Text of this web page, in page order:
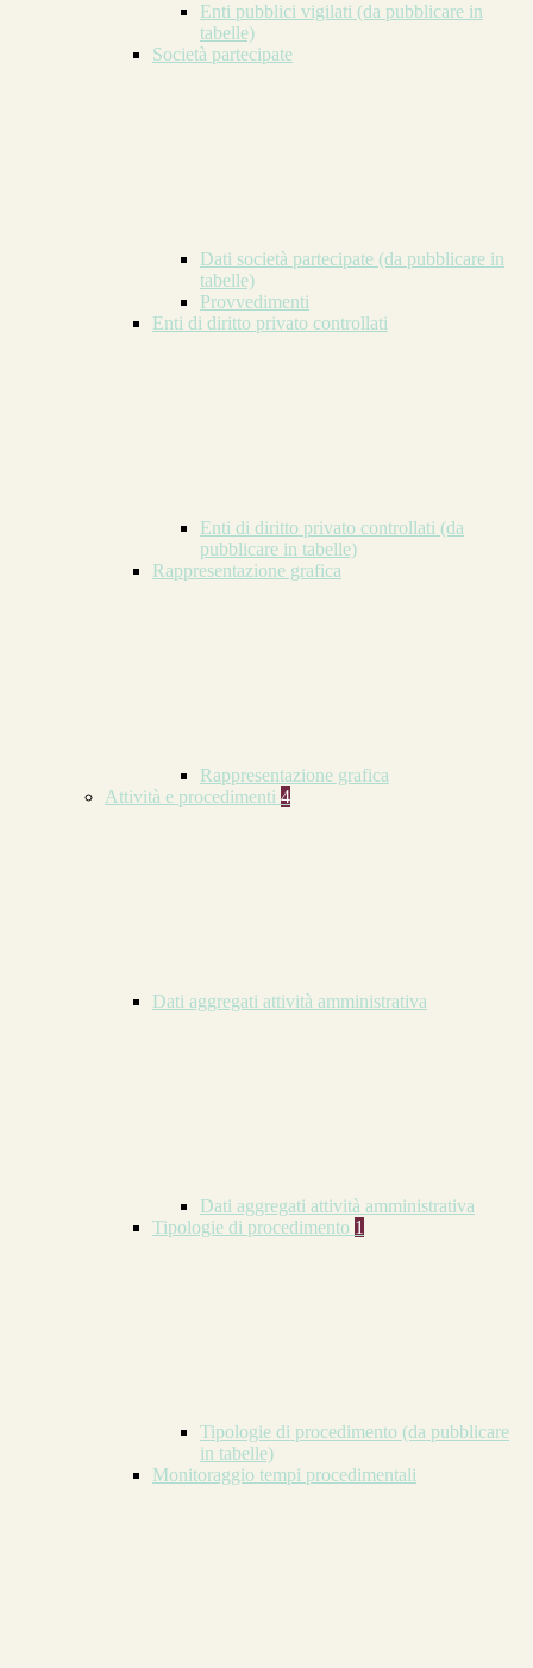
Enti pubblici vigilati (da pubblicare in
tabelle)
Società partecipate
Dati società partecipate (da pubblicare in
tabelle)
Provvedimenti
Enti di diritto privato controllati
Enti di diritto privato controllati (da
pubblicare in tabelle)
Rappresentazione grafica
Rappresentazione grafica
Attività e procedimenti 4
Dati aggregati attività amministrativa
Dati aggregati attività amministrativa
Tipologie di procedimento 1
Tipologie di procedimento (da pubblicare
in tabelle)
Monitoraggio tempi procedimentali